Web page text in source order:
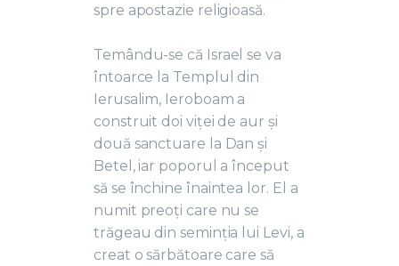
spre apostazie religioasă.
Temându-se că Israel se va
întoarce la Templul din
Ierusalim, Ieroboam a
construit doi viței de aur și
două sanctuare la Dan și
Betel, iar poporul a început
să se închine înaintea lor. El a
numit preoți care nu se
trăgeau din seminția lui Levi, a
creat o sărbătoare care să